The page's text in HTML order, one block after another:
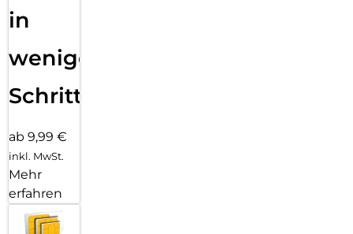
in
wenigen
Schritten
ab 9,99 €
inkl. MwSt.
Mehr
erfahren